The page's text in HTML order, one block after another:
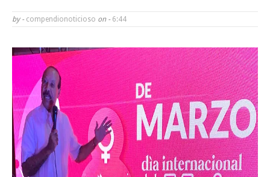
by - compendionoticioso on - 6:44